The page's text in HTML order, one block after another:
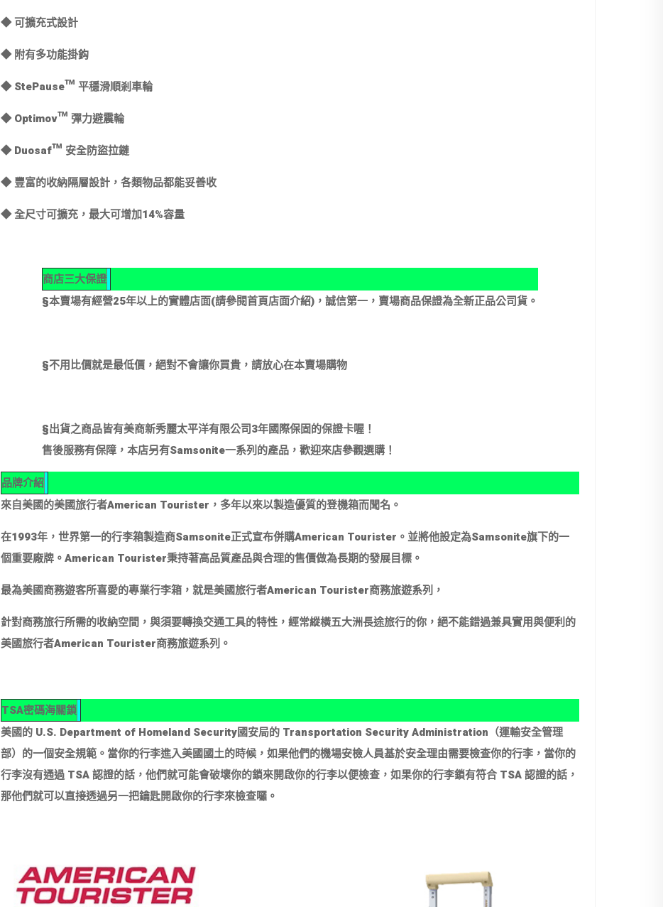
◆ 可擴充式設計
◆ 附有多功能掛鈎
◆ StePause™ 平穩滑順剎車輪
◆ Optimov™ 彈力避震輪
◆ Duosaf™ 安全防盜拉鏈
◆ 豐富的收納隔層設計，各類物品都能妥善收
◆ 全尺寸可擴充，最大可增加14%容量
商店三大保證
§本賣場有經營25年以上的實體店面(請參閱首頁店面介紹)，誠信第一，賣場商品保證為全新正品公司貨。
§不用比價就是最低價，絕對不會讓你買貴，請放心在本賣場購物
§出貨之商品皆有美商新秀麗太平洋有限公司3年國際保固的保證卡喔！
售後服務有保障，本店另有Samsonite一系列的產品，歡迎來店參觀選購！
品牌介紹
來自美國的美國旅行者American Tourister，多年以來以製造優質的登機箱而聞名。
在1993年，世界第一的行李箱製造商Samsonite正式宣布併購American Tourister。並將他設定為Samsonite旗下的一
個重要廠牌。American Tourister秉持著高品質產品與合理的售價做為長期的發展目標。
最為美國商務遊客所喜愛的專業行李箱，就是美國旅行者American Tourister商務旅遊系列，
針對商務旅行所需的收納空間，與須要轉換交通工具的特性，經常縱橫五大洲長途旅行的你，絕不能錯過兼具實用與便利的
美國旅行者American Tourister商務旅遊系列。
TSA密碼海關鎖
美國的 U.S. Department of Homeland Security國安局的 Transportation Security Administration（運輸安全管理
部）的一個安全規範。當你的行李進入美國國土的時候，如果他們的機場安檢人員基於安全理由需要檢查你的行李，當你的
行李沒有通過 TSA 認證的話，他們就可能會破壞你的鎖來開啟你的行李以便檢查，如果你的行李鎖有符合 TSA 認證的話，
那他們就可以直接透過另一把鑰匙開啟你的行李來檢查囉。